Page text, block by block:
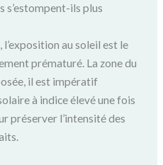
s’estompent-ils plus
au soleil est le
prématuré. La zone du
il est impératif
à indice élevé une fois
préserver l’intensité des